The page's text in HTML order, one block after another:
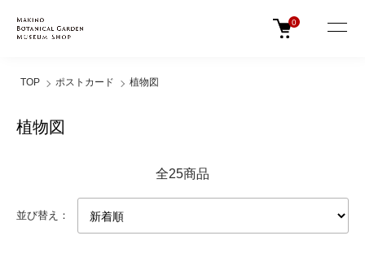
0
TOP ポストカード 植物図
植物図
全25商品
並び替え：